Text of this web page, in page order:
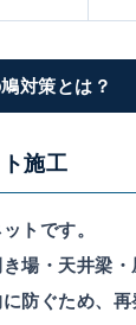
対策とは？
施工
トです。
場・天井梁
防ぐため、